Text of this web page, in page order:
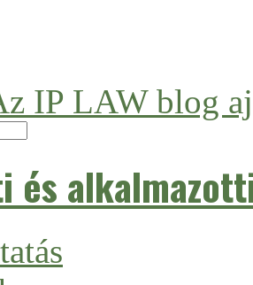
IP LAW blog
és